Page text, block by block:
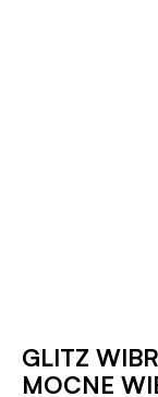
GLITZ
MOCNE